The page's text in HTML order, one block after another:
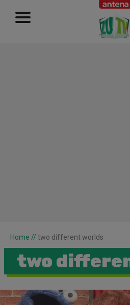
RECLAMĂ
Home // two different worlds
two